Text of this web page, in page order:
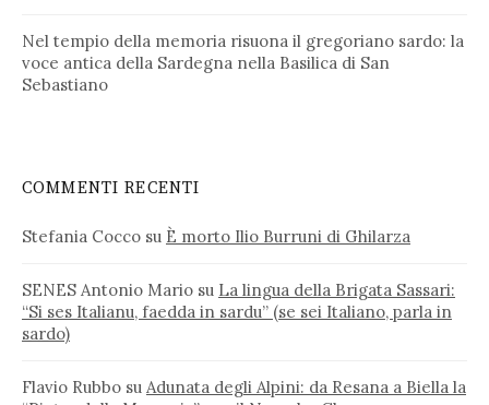
Nel tempio della memoria risuona il gregoriano sardo: la
voce antica della Sardegna nella Basilica di San
Sebastiano
COMMENTI RECENTI
Stefania Cocco su È morto Ilio Burruni di Ghilarza
SENES Antonio Mario su La lingua della Brigata Sassari:
“Si ses Italianu, faedda in sardu” (se sei Italiano, parla in
sardo)
Flavio Rubbo su Adunata degli Alpini: da Resana a Biella la